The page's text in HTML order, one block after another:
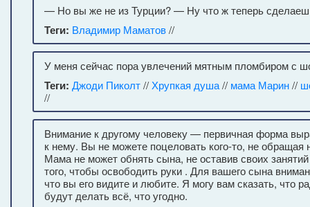
— Но вы же не из Турции? — Ну что ж теперь
Теги: Владимир Маматов//
У меня сейчас пора увлечений мятным пломбиром с
Теги: Джоди Пиколт// Хрупкая душа// мама Марин//
//
Внимание к другому человеку — первичная форма
к нему. Вы не можете поцеловать кого-то, не обращая
Мама не может обнять сына, не оставив своих
того, чтобы освободить руки . Для вашего сына
что вы его видите и любите. Я могу вам сказать, что
будут делать всё, что угодно.